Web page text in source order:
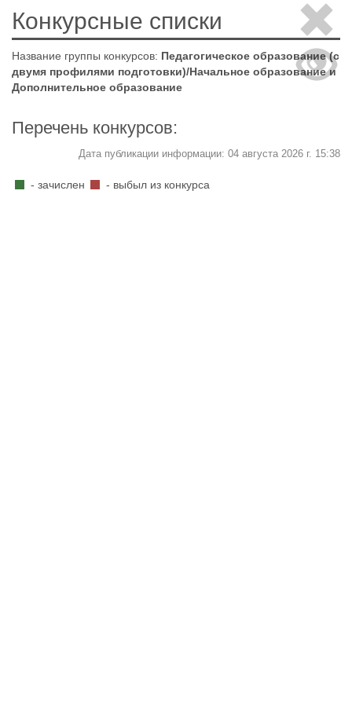
Конкурсные списки
Название группы конкурсов: Педагогическое образование (с
двумя профилями подготовки)/Начальное образование и
Дополнительное образование
Перечень конкурсов:
Дата публикации информации: 04 августа 2026 г. 15:38
- зачислен - выбыл из конкурса